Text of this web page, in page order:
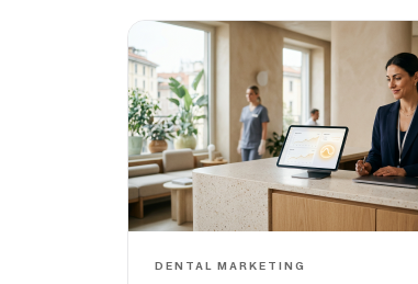
DENTAL MARKETING